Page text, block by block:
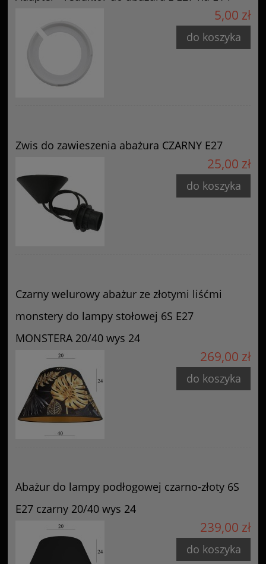
5,00 zł
do koszyka
Zwis do zawieszenia abażura CZARNY E27
25,00 zł
do koszyka
Czarny welurowy abażur ze złotymi liśćmi
monstery do lampy stołowej 6S E27
MONSTERA 20/40 wys 24
269,00 zł
do koszyka
Abażur do lampy podłogowej czarno-złoty 6S
E27 czarny 20/40 wys 24
239,00 zł
do koszyka